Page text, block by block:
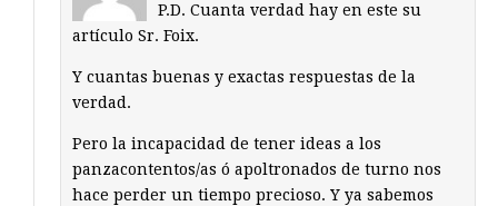
P.D. Cuanta verdad hay en este su
artículo Sr. Foix.
Y cuantas buenas y exactas respuestas de la
verdad.
Pero la incapacidad de tener ideas a los
panzacontentos/as ó apoltronados de turno nos
hace perder un tiempo precioso. Y ya sabemos